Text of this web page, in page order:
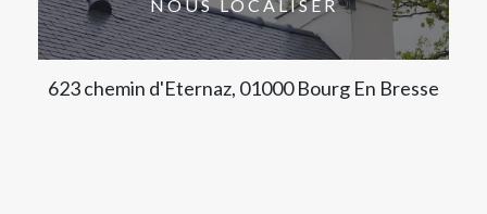
NOUS LOCALISER
623 chemin d'Eternaz, 01000 Bourg En Bresse